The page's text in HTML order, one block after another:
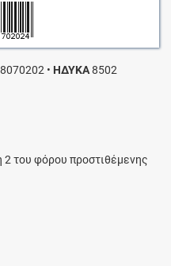
• ΗΔΥΚΑ8502
2 του φόρου προστιθέμενης